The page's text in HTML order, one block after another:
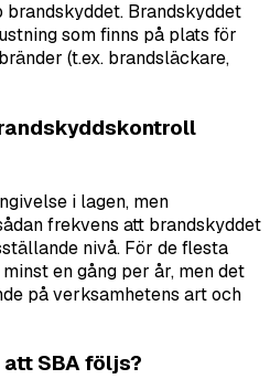
Brandskyddet
som finns på plats för
(t.ex. brandsläckare,
i lagen, men
frekvens att brandskyddet
nivå. För de flesta
en gång per år, men det
på verksamhetens art och
SBA följs?